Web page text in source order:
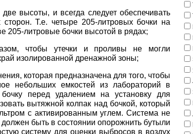
высоты, и всегда следует обеспечивать
Т.е. четыре 205-литровых бочки на
205-литровые бочки высотой в рядах;
чтобы утечки и проливы не могли
изолированной дренажной зоны;
которая предназначена для того, чтобы
небольших емкостей из лабораторий в
перед удалением на установку для
вытяжной колпак над бочкой, который
с активированным углем. Система не
должен быть в состоянии опорожнить бутыли
систему для оценки выбросов в воздух